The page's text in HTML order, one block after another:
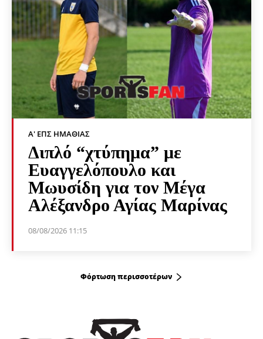
Α' ΕΠΣ ΗΜΑΘΊΑΣ
Διπλό “χτύπημα” με
Ευαγγελόπουλο και
Μωυσίδη για τον Μέγα
Αλέξανδρο Αγίας Μαρίνας
08/08/2026 11:15
Φόρτωση περισσοτέρων